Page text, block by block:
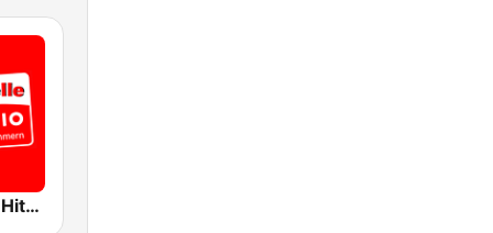
Ostseewelle Hit-Radio 105.6